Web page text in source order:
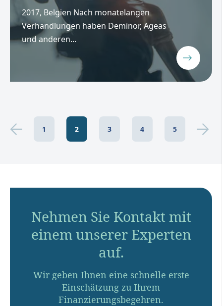
2017, Belgien Nach monatelangen
Verhandlungen haben Deminor, Ageas
und anderen...
1 2 3 4 5
Nehmen Sie Kontakt mit
einem unserer Experten
auf.
Wir geben Ihnen eine schnelle erste
Einschätzung zu Ihrem
Finanzierungsbegehren.